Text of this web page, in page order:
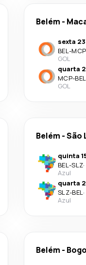
Belém -
sexta
BEL-MCP
GOL
quarta
MCP-BEL
GOL
Belém -São
quinta
BEL-SLZ·
Azul
quarta
SLZ-BEL·
Azul
Belém -